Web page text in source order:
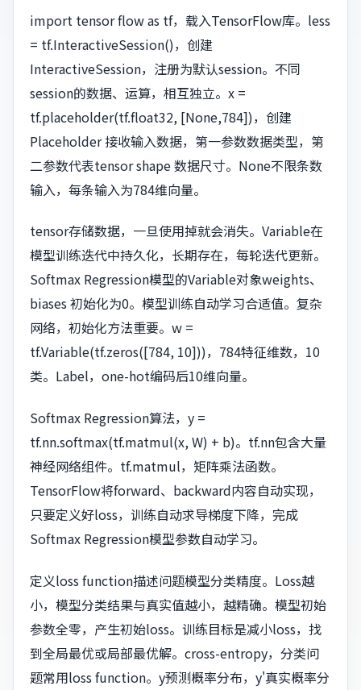
import tensor flow as tf，载入TensorFlow库。less
= tf.InteractiveSession()，创建
InteractiveSession，注册为默认session。不同
session的数据、运算，相互独立。x =
tf.placeholder(tf.float32, [None,784])，创建
Placeholder 接收输入数据，第一参数数据类型，第
二参数代表tensor shape 数据尺寸。None不限条数
输入，每条输入为784维向量。
tensor存储数据，一旦使用掉就会消失。Variable在
模型训练迭代中持久化，长期存在，每轮迭代更新。
Softmax Regression模型的Variable对象weights、
biases 初始化为0。模型训练自动学习合适值。复杂
网络，初始化方法重要。w =
tf.Variable(tf.zeros([784, 10]))，784特征维数，10
类。Label，one-hot编码后10维向量。
Softmax Regression算法，y =
tf.nn.softmax(tf.matmul(x, W) + b)。tf.nn包含大量
神经网络组件。tf.matmul，矩阵乘法函数。
TensorFlow将forward、backward内容自动实现，
只要定义好loss，训练自动求导梯度下降，完成
Softmax Regression模型参数自动学习。
定义loss function描述问题模型分类精度。Loss越
小，模型分类结果与真实值越小，越精确。模型初始
参数全零，产生初始loss。训练目标是减小loss，找
到全局最优或局部最优解。cross-entropy，分类问
题常用loss function。y预测概率分布，y'真实概率分